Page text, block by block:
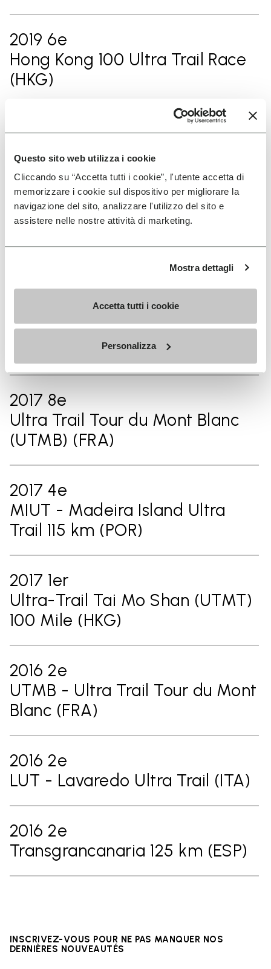
Questo sito web utilizza i cookie
Cliccando su “Accetta tutti i cookie”, l'utente accetta di
memorizzare i cookie sul dispositivo per migliorare la
navigazione del sito, analizzare l'utilizzo del sito e
assistere nelle nostre attività di marketing.
Mostra dettagli
Accetta tutti i cookie
Personalizza
2019 6e
Hong Kong 100 Ultra Trail Race
(HKG)
2018 5e
(MAR)
2018 1er
Cappadocia 110 km Ultra Trail
2017 8e
Ultra Trail Tour du Mont Blanc
(UTMB) (FRA)
2017 4e
MIUT - Madeira Island Ultra
Trail 115 km (POR)
2017 1er
Ultra-Trail Tai Mo Shan (UTMT)
100 Mile (HKG)
2016 2e
UTMB - Ultra Trail Tour du Mont
Blanc (FRA)
2016 2e
LUT - Lavaredo Ultra Trail (ITA)
2016 2e
Transgrancanaria 125 km (ESP)
INSCRIVEZ-VOUS POUR NE PAS MANQUER NOS
DERNIÈRES NOUVEAUTÉS